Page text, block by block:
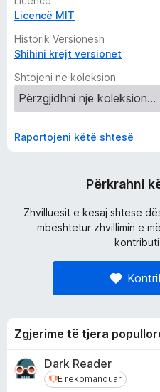
Licencë MIT
Historik Versionesh
Shihini krejt versionet
Shtojeni në koleksion
Raportojeni këtë shtesë
Përkrahni
Zhvilluesit e kësaj shtese
mbështetur zhvillimin e
Zgjerime të tjera
Dark Reader
E rekomanduar
E rekomanduar